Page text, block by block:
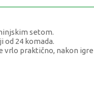
setom.
od 24 komada.
vrlo praktično, nakon